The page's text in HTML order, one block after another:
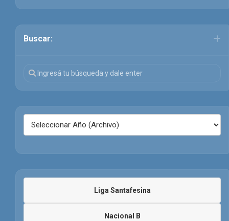
Buscar:
Liga Santafesina
Nacional B